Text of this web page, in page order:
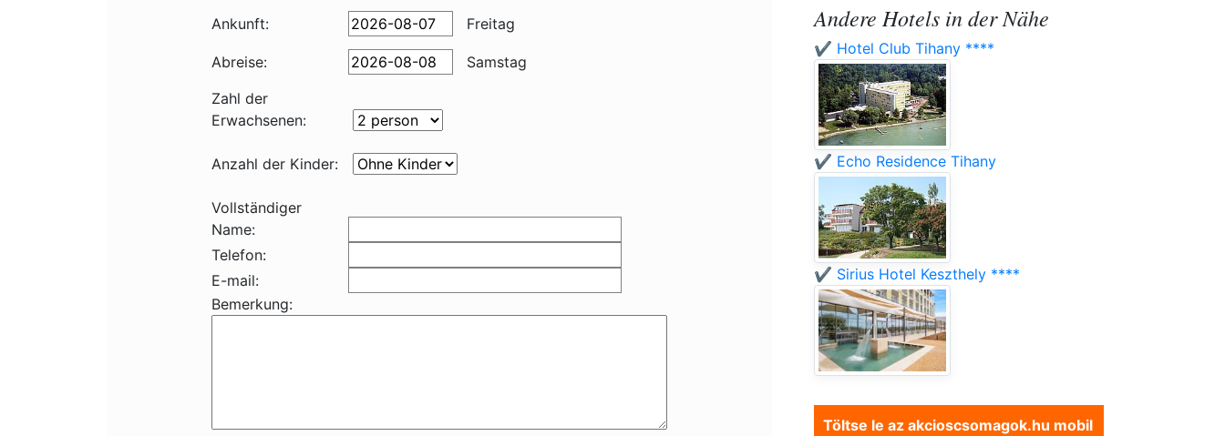
Ankunft: Freitag
Abreise:
Samstag
Zahl der
Erwachsenen:
Anzahl der Kinder:
Vollständiger
Name:
Telefon:
E-mail:
Bemerkung:
Andere Hotels in der Nähe
✔️ Hotel Club Tihany ****
✔️ Echo Residence Tihany
✔️ Sirius Hotel Keszthely ****
Töltse le az akcioscsomagok.hu mobil